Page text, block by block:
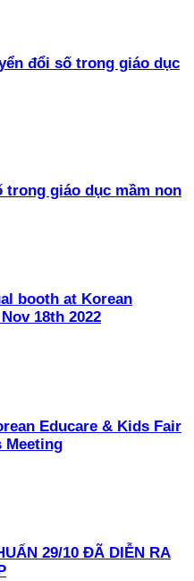
đổi số trong giáo dục
trong giáo dục mầm non
booth at Korean
18th 2022
Educare & Kids Fair
Meeting
29/10 ĐÃ DIỄN RA